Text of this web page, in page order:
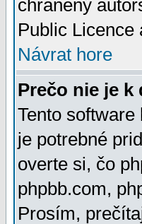
chránený
Public
Návrat hore
Prečo nie je
Tento
je potrebné
overte si, čo
phpbb.com,
Prosím,